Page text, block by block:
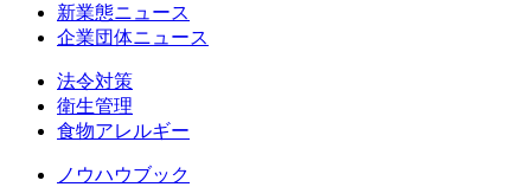
新業態ニュース
企業団体ニュース
法令対策
衛生管理
食物アレルギー
ノウハウブック